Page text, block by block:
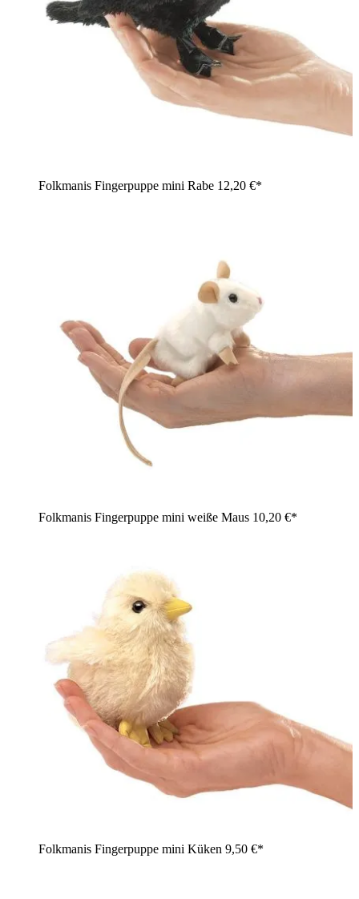
Folkmanis Fingerpuppe mini Rabe 12,20 €*
Folkmanis Fingerpuppe mini weiße Maus 10,20 €*
Folkmanis Fingerpuppe mini Küken 9,50 €*